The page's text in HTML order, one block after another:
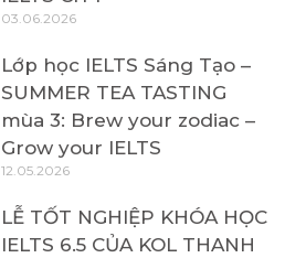
03.06.2026
Lớp học IELTS Sáng Tạo –
SUMMER TEA TASTING
mùa 3: Brew your zodiac –
Grow your IELTS
12.05.2026
LỄ TỐT NGHIỆP KHÓA HỌC
IELTS 6.5 CỦA KOL THANH